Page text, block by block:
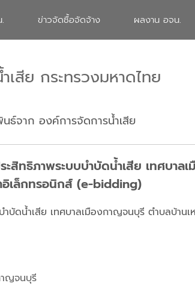
ข่าวจัดซื้อจัดจ้าง ผลงาน อจน.
เสีย กระทรวงมหาดไทย
นธ์จาก องค์การจัดการน้ำเสีย
ะสิทธิภาพระบบบำบัดน้ำเสีย เทศบา
เล็กทรอนิกส์ (e-bidding)
ำบัดน้ำเสีย เทศบาลเมืองกาญจนบุรี ตำบลบ้า
าญจนบุรี